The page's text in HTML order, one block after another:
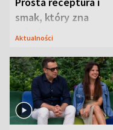
smak, który zna
Lubelszczyzna
Aktualności